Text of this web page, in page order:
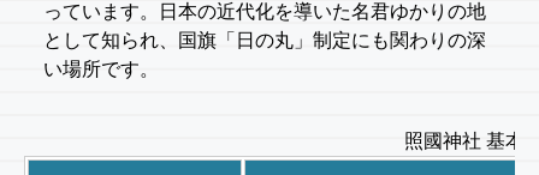
っています。日本の近代化を導いた名君ゆかりの地
として知られ、国旗「日の丸」制定にも関わりの深
い場所です。
照國神社 基本